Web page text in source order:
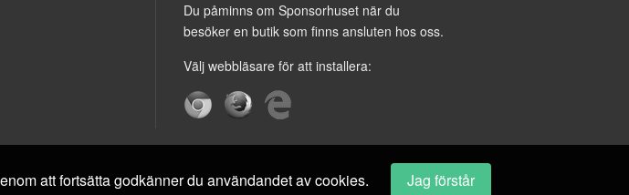
Du påminns om Sponsorhuset när du
besöker en butik som finns ansluten hos oss.
Välj webbläsare för att installera:
att fortsätta godkänner du användandet av cookies. Jag förstår